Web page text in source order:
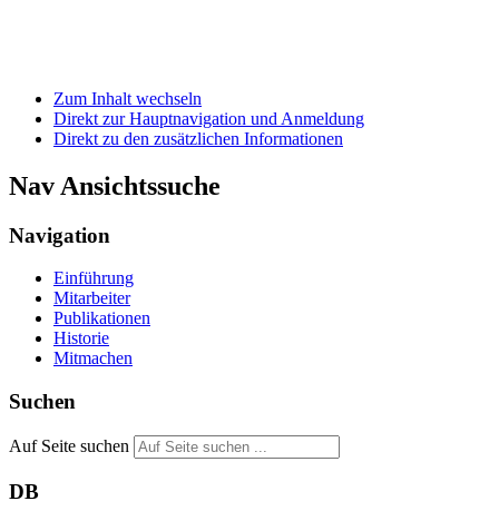
Zum Inhalt wechseln
Direkt zur Hauptnavigation und Anmeldung
Direkt zu den zusätzlichen Informationen
Nav Ansichtssuche
Navigation
Einführung
Mitarbeiter
Publikationen
Historie
Mitmachen
Suchen
Auf Seite suchen
DB